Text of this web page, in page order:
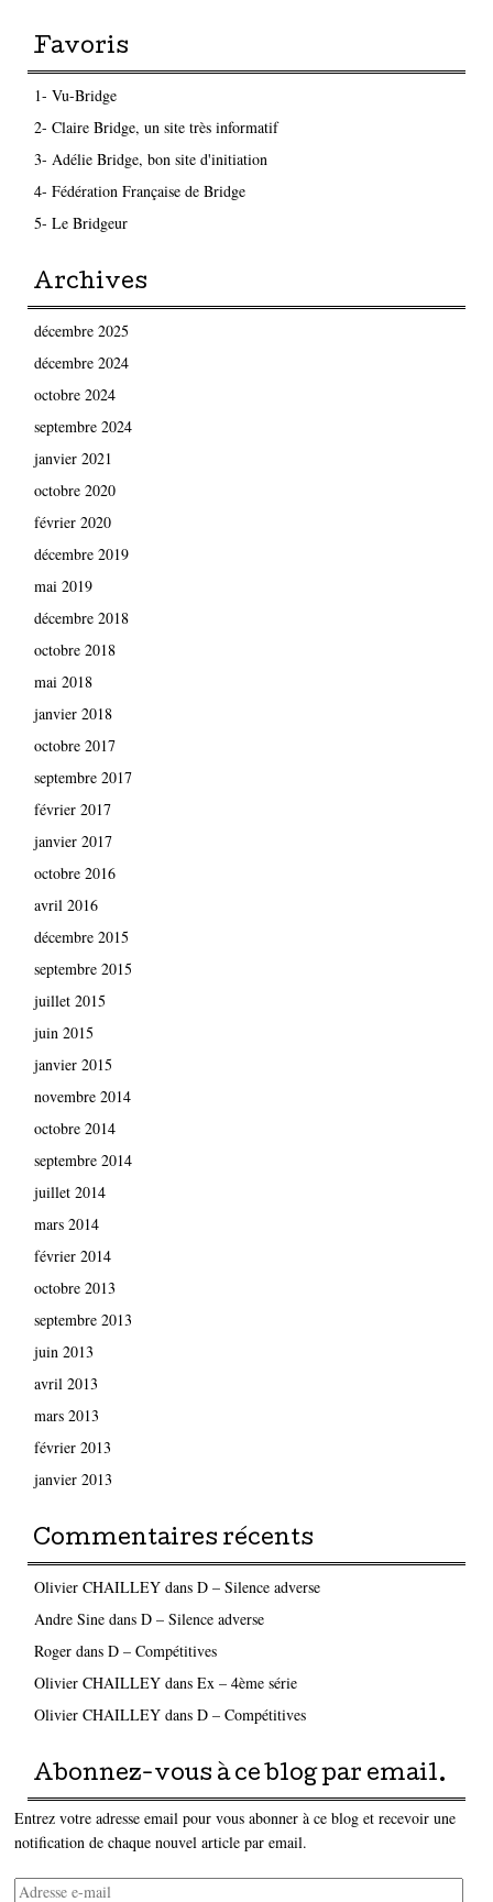
Favoris
1- Vu-Bridge
2- Claire Bridge, un site très informatif
3- Adélie Bridge, bon site d'initiation
4- Fédération Française de Bridge
5- Le Bridgeur
Archives
décembre 2025
décembre 2024
octobre 2024
septembre 2024
janvier 2021
octobre 2020
février 2020
décembre 2019
mai 2019
décembre 2018
octobre 2018
mai 2018
janvier 2018
octobre 2017
septembre 2017
février 2017
janvier 2017
octobre 2016
avril 2016
décembre 2015
septembre 2015
juillet 2015
juin 2015
janvier 2015
novembre 2014
octobre 2014
septembre 2014
juillet 2014
mars 2014
février 2014
octobre 2013
septembre 2013
juin 2013
avril 2013
mars 2013
février 2013
janvier 2013
Commentaires récents
Olivier CHAILLEYdans D – Silence adverse
Andre Sinedans D – Silence adverse
Rogerdans D – Compétitives
Olivier CHAILLEYdans Ex – 4ème série
Olivier CHAILLEYdans D – Compétitives
Abonnez-vous à ce blog par email.
Entrez votre adresse email pour vous abonner à ce blog et recevoir une
notification de chaque nouvel article par email.
Adresse